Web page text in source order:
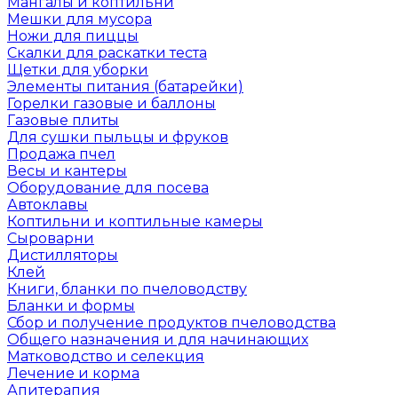
Мешки для мусора
Ножи для пиццы
Скалки для раскатки теста
Щетки для уборки
Элементы питания (батарейки)
Горелки газовые и баллоны
Газовые плиты
Для сушки пыльцы и фруков
Продажа пчел
Весы и кантеры
Оборудование для посева
Автоклавы
Коптильни и коптильные камеры
Сыроварни
Дистилляторы
Клей
Книги, бланки по пчеловодству
Бланки и формы
Сбор и получение продуктов пчеловодства
Общего назначения и для начинающих
Матководство и селекция
Лечение и корма
Апитерапия